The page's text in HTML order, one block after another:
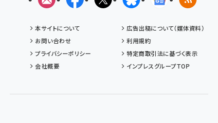
本サイトについて
広告出稿について（媒体資料）
お問い合わせ
利用規約
プライバシーポリシー
特定商取引法に基づく表示
会社概要
インプレスグループTOP